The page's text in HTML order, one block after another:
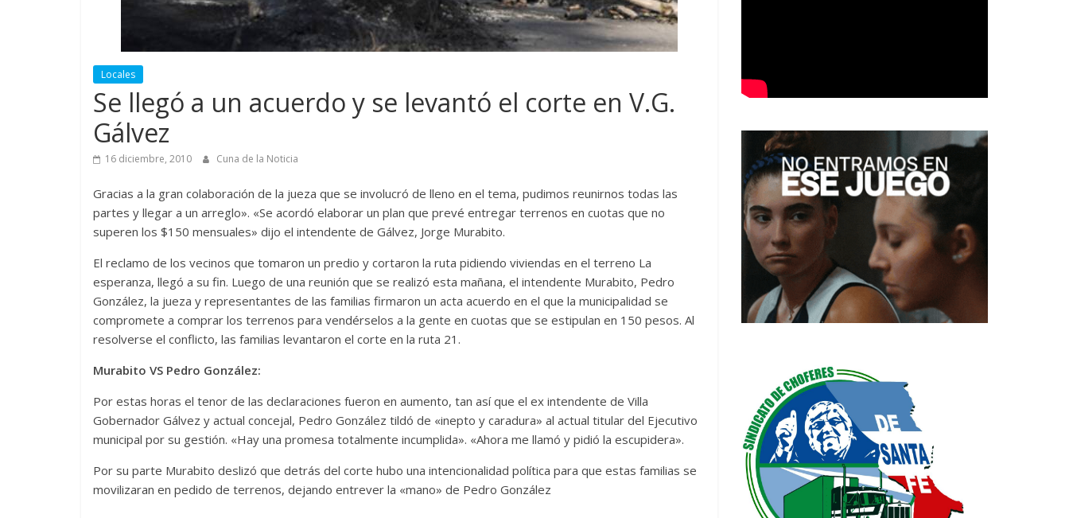
Locales
Se llegó a un acuerdo y se levantó el corte en V.G.
Gálvez
16 diciembre, 2010 Cuna de la Noticia
Gracias a la gran colaboración de la jueza que se involucró de lleno en el tema, pudimos reunirnos todas las
partes y llegar a un arreglo». «Se acordó elaborar un plan que prevé entregar terrenos en cuotas que no
superen los $150 mensuales» dijo el intendente de Gálvez, Jorge Murabito.
El reclamo de los vecinos que tomaron un predio y cortaron la ruta pidiendo viviendas en el terreno La
esperanza, llegó a su fin. Luego de una reunión que se realizó esta mañana, el intendente Murabito, Pedro
González, la jueza y representantes de las familias firmaron un acta acuerdo en el que la municipalidad se
compromete a comprar los terrenos para vendérselos a la gente en cuotas que se estipulan en 150 pesos. Al
resolverse el conflicto, las familias levantaron el corte en la ruta 21.
Murabito VS Pedro González:
Por estas horas el tenor de las declaraciones fueron en aumento, tan así que el ex intendente de Villa
Gobernador Gálvez y actual concejal, Pedro González tildó de «inepto y caradura» al actual titular del Ejecutivo
municipal por su gestión. «Hay una promesa totalmente incumplida». «Ahora me llamó y pidió la escupidera».
Por su parte Murabito deslizó que detrás del corte hubo una intencionalidad política para que estas familias se
movilizaran en pedido de terrenos, dejando entrever la «mano» de Pedro González